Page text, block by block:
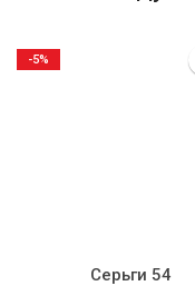
Серьги 54
-5%